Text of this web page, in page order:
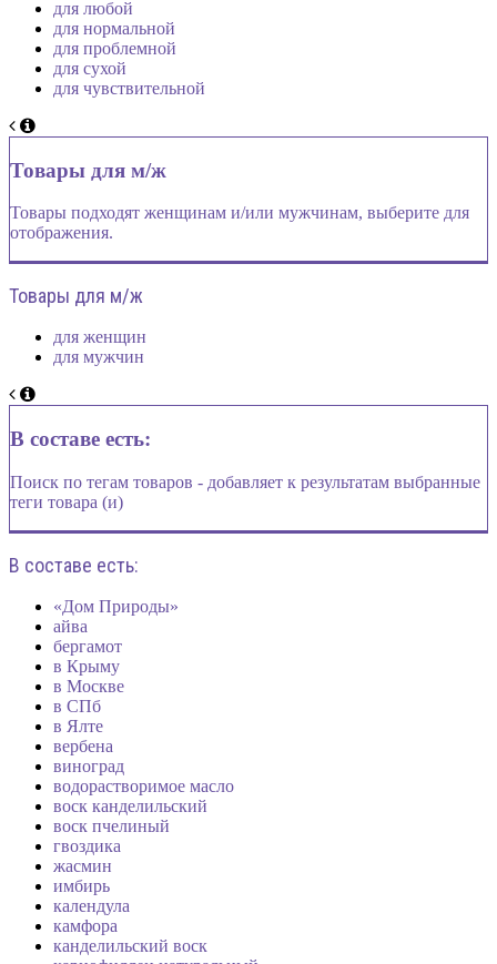
для любой
для нормальной
для проблемной
для сухой
для чувствительной
Товары для м/ж
Товары подходят женщинам и/или мужчинам, выберите для
отображения.
Товары для м/ж
для женщин
для мужчин
В составе есть:
Поиск по тегам товаров - добавляет к результатам выбранные
теги товара (и)
В составе есть:
«Дом Природы»
айва
бергамот
в Крыму
в Москве
в СПб
в Ялте
вербена
виноград
водорастворимое масло
воск канделильский
воск пчелиный
гвоздика
жасмин
имбирь
календула
камфора
канделильский воск